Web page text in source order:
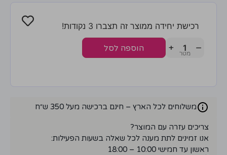
רכישת יחידה ממוצר זה תצברו 3 נקודות!
−
+ הוספה לסל
משלוחים לכל הארץ – חינם ברכישה מעל 350 ש״ח
צריכים עזרה עם המוצר?
אנו זמינים לתת מענה לכל שאלה בשעות הפעילות:
ראשון עד חמישי 10:00 – 18:00